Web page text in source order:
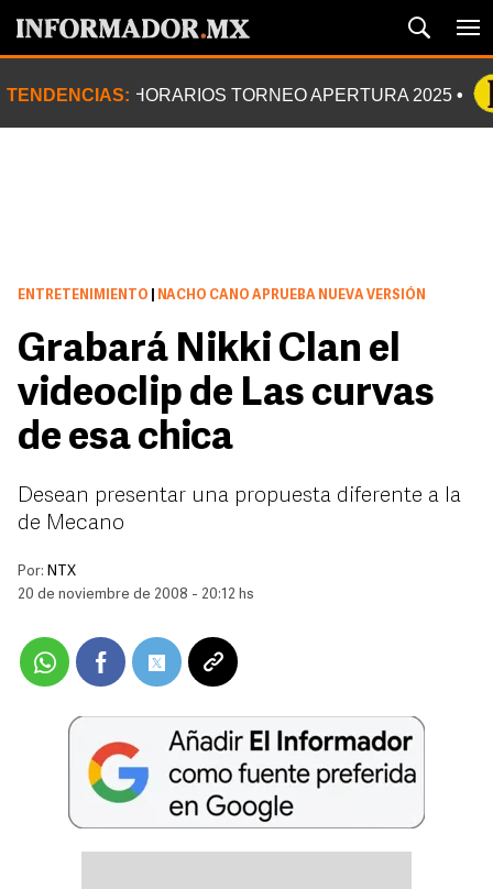
TENDENCIAS: HORARIOS TORNEO APERTURA 2025
ENTRETENIMIENTO NACHO CANO APRUEBA NUEVA VERSIÓN
Grabará Nikki Clan el
videoclip de Las curvas
de esa chica
Desean presentar una propuesta diferente a la
de Mecano
Por: NTX
20 de noviembre de 2008 - 20:12 hs